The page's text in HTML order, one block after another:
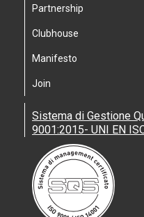
Partnership
Clubhouse
Manifesto
Join
Sistema di Gestione
9001:2015- UNI EN